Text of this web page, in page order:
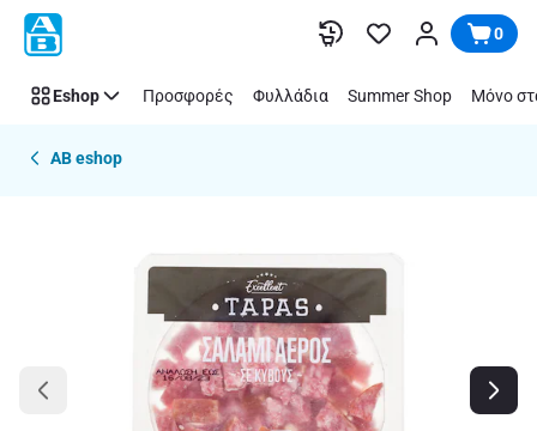
Παράλειψη 0
Eshop Προσφορές Φυλλάδια Summer Shop Μόνο
AB eshop